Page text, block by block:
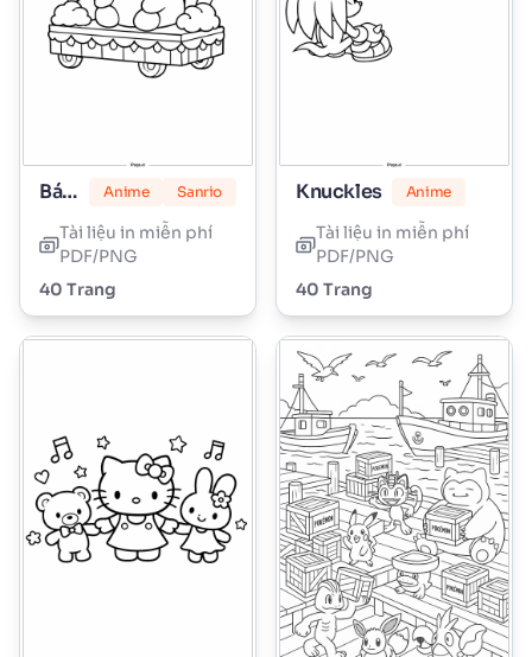
Bánh Kẹo Dẻo Hello Kitty Anime Sanrio
Tài liệu in miễn phí
PDF/PNG
40 Trang
Knuckles Anime
Tài liệu in miễn phí
PDF/PNG
40 Trang